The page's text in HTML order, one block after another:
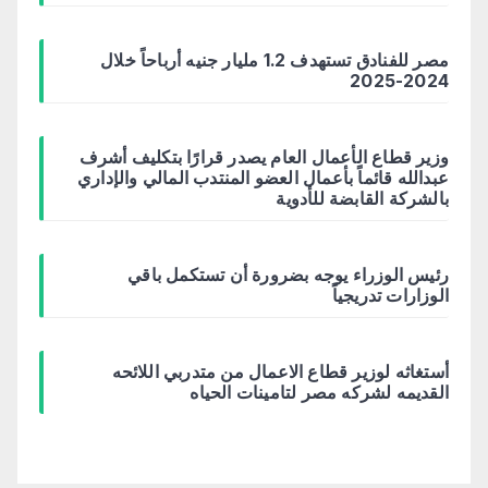
مصر للفنادق تستهدف 1.2 مليار جنيه أرباحاً خلال
2024-2025
وزير قطاع الأعمال العام يصدر قرارًا بتكليف أشرف
عبدالله قائماً بأعمال العضو المنتدب المالي والإداري
بالشركة القابضة للأدوية
رئيس الوزراء يوجه بضرورة أن تستكمل باقي
الوزارات تدريجياً
أستغاثه لوزير قطاع الاعمال من متدربي اللائحه
القديمه لشركه مصر لتامينات الحياه